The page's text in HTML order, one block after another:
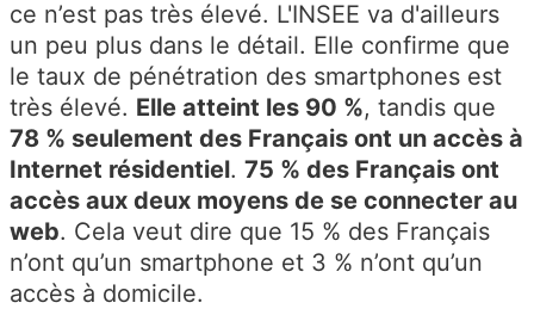
ce n’est pas très élevé. L'INSEE va d'ailleurs
un peu plus dans le détail. Elle confirme que
le taux de pénétration des smartphones est
très élevé. Elle atteint les 90 %, tandis que
78 % seulement des Français ont un accès à
Internet résidentiel. 75 % des Français ont
accès aux deux moyens de se connecter au
web. Cela veut dire que 15 % des Français
n’ont qu’un smartphone et 3 % n’ont qu’un
accès à domicile.